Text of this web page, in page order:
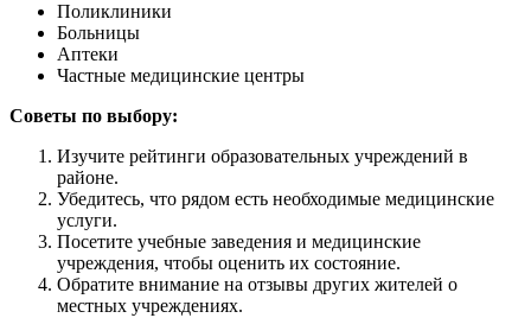
Поликлиники
Больницы
Аптеки
Частные медицинские центры
Советы по выбору:
Изучите рейтинги образовательных учреждений в
районе.
Убедитесь, что рядом есть необходимые медицинские
услуги.
Посетите учебные заведения и медицинские
учреждения, чтобы оценить их состояние.
Обратите внимание на отзывы других жителей о
местных учреждениях.